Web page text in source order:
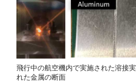
飛行中の航空機内で実施された溶接
れた金属の断面